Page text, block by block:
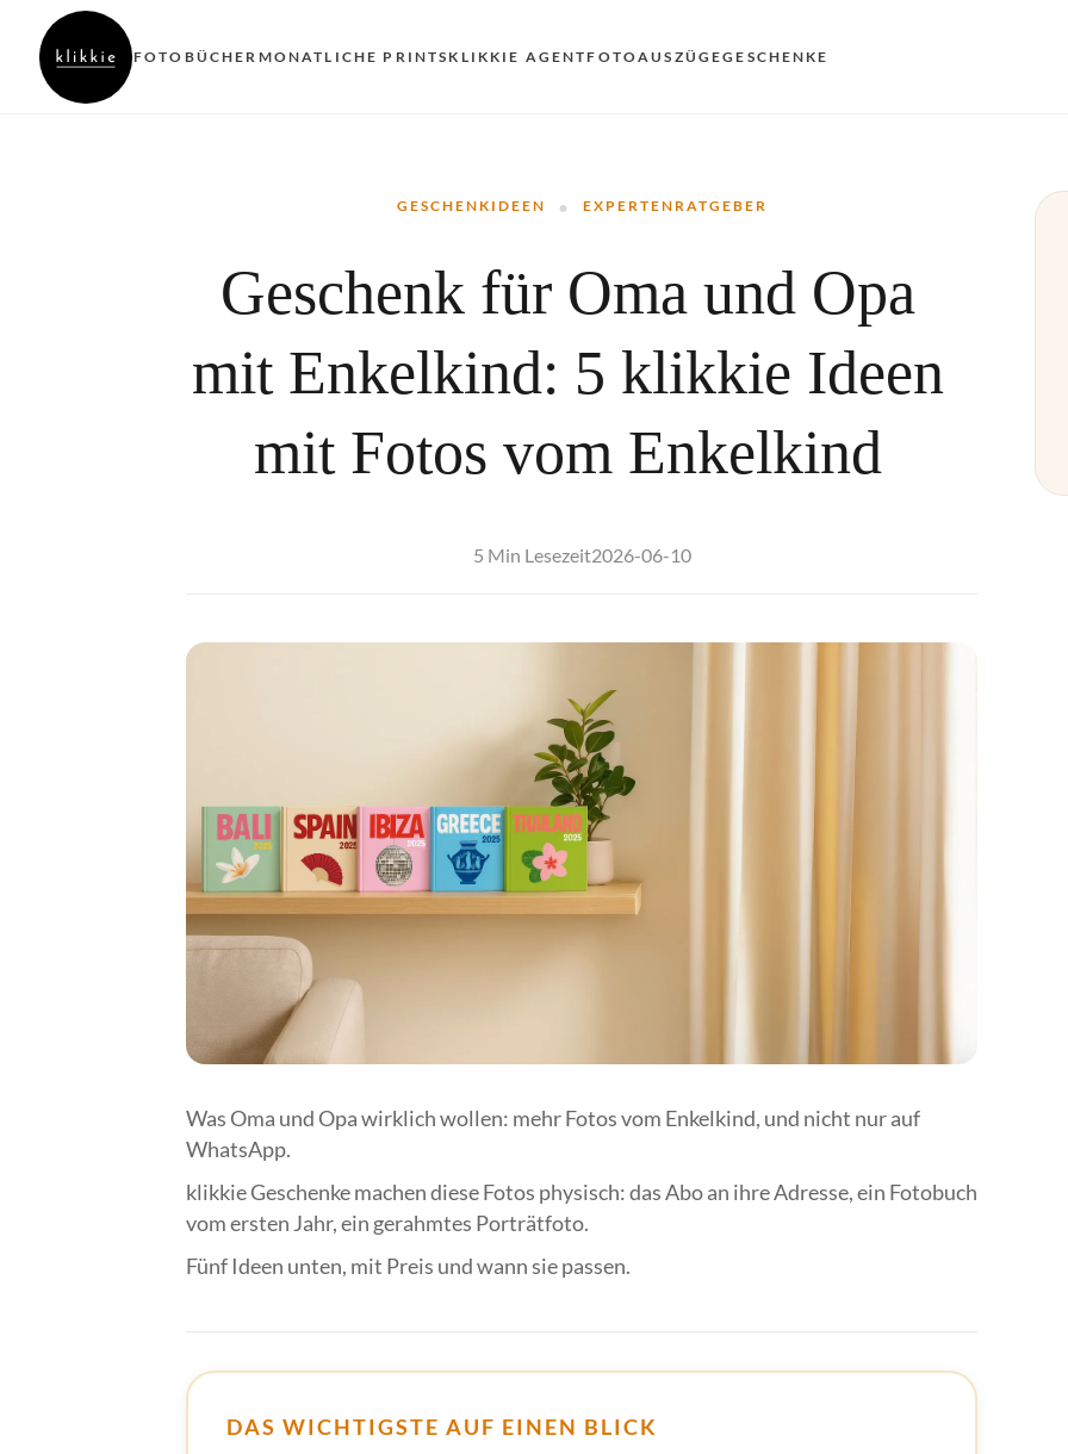
FOTOBÜCHER MONATLICHE PRINTS KLIKKIE AGENTFOTOAUSZÜGEGESCHENKE
GESCHENKIDEEN · EXPERTENRATGEBER
Geschenk für Oma und Opa
mit Enkelkind: 5 klikkie Ideen
mit Fotos vom Enkelkind
5 Min Lesezeit2026-06-10
Was Oma und Opa wirklich wollen: mehr Fotos vom Enkelkind, und nicht nur auf
WhatsApp.
klikkie Geschenke machen diese Fotos physisch: das Abo an ihre Adresse, ein Fotobuch
vom ersten Jahr, ein gerahmtes Porträtfoto.
Fünf Ideen unten, mit Preis und wann sie passen.
DAS WICHTIGSTE AUF EINEN BLICK